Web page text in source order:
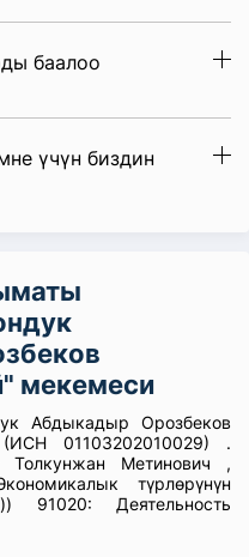
баалоо
үчүн биздин
мекемеси
Абдыкадыр Орозбеков
01103202010029) .
Толкунжан Метинович ,
түрлөрүнүн
91020: Деятельность